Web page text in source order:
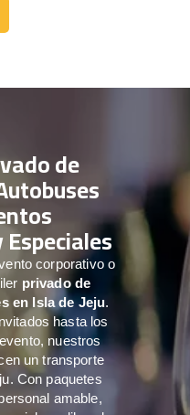
de
corporativo o
privado de
en Isla de Jeju.
hasta los
nuestros
un transporte
Con paquetes
amable,